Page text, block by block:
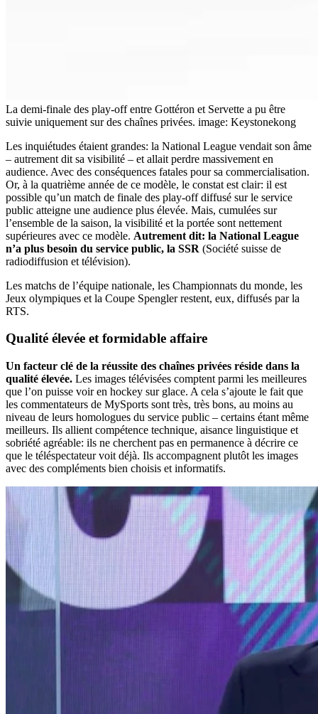
La demi-finale des play-off entre Gottéron et Servette a pu être
suivie uniquement sur des chaînes privées. image: Keystonekong
Les inquiétudes étaient grandes: la National League vendait son âme
– autrement dit sa visibilité – et allait perdre massivement en
audience. Avec des conséquences fatales pour sa commercialisation.
Or, à la quatrième année de ce modèle, le constat est clair: il est
possible qu’un match de finale des play-off diffusé sur le service
public atteigne une audience plus élevée. Mais, cumulées sur
l’ensemble de la saison, la visibilité et la portée sont nettement
supérieures avec ce modèle. Autrement dit: la National League
n’a plus besoin du service public, la SSR (Société suisse de
radiodiffusion et télévision).
Les matchs de l’équipe nationale, les Championnats du monde, les
Jeux olympiques et la Coupe Spengler restent, eux, diffusés par la
RTS.
Qualité élevée et formidable affaire
Un facteur clé de la réussite des chaînes privées réside dans la
qualité élevée. Les images télévisées comptent parmi les meilleures
que l’on puisse voir en hockey sur glace. A cela s’ajoute le fait que
les commentateurs de MySports sont très, très bons, au moins au
niveau de leurs homologues du service public – certains étant même
meilleurs. Ils allient compétence technique, aisance linguistique et
sobriété agréable: ils ne cherchent pas en permanence à décrire ce
que le téléspectateur voit déjà. Ils accompagnent plutôt les images
avec des compléments bien choisis et informatifs.